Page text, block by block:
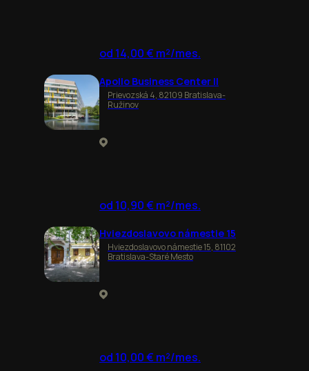
od 14,00 € m²/mes.
Apollo Business Center II
Prievozská 4, 82109 Bratislava-
Ružinov
od 10,90 € m²/mes.
Hviezdoslavovo námestie 15
Hviezdoslavovo námestie 15, 81102
Bratislava-Staré Mesto
od 10,00 € m²/mes.